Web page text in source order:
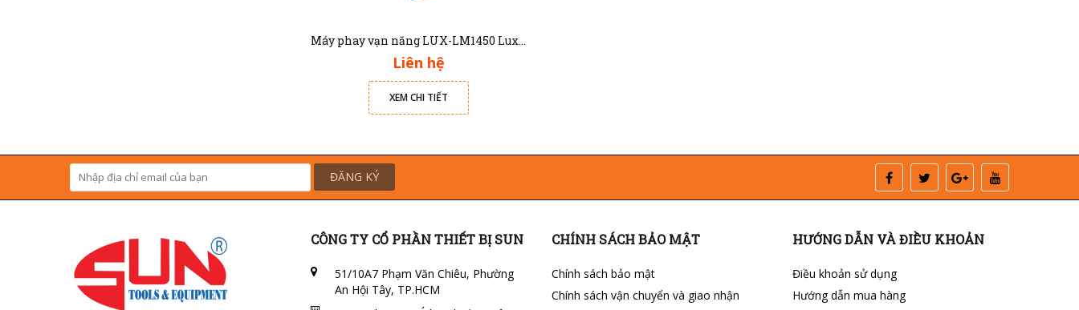
Máy phay vạn năng LUX-LM1450 Luxmachine
Liên hệ
XEM CHI TIẾT
ĐĂNG KÝ
CÔNG TY CỔ PHẦN THIẾT BỊ SUN
51/10A7 Phạm Văn Chiêu, Phường
An Hội Tây, TP.HCM
CHÍNH SÁCH BẢO MẬT
Chính sách bảo mật
Chính sách vận chuyển và giao nhận
HƯỚNG DẪN VÀ ĐIỀU KHOẢN
Điều khoản sử dụng
Hướng dẫn mua hàng